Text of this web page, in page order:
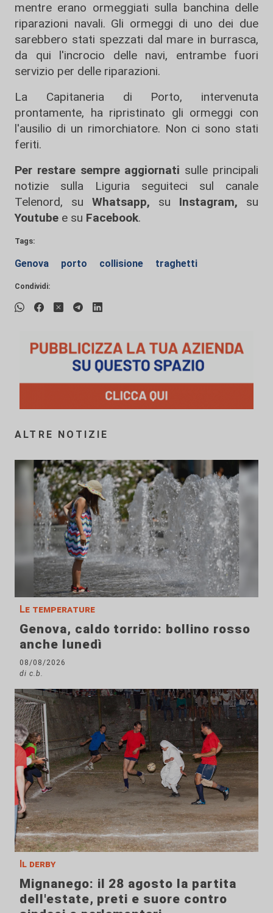
mentre erano ormeggiati sulla banchina delle
riparazioni navali. Gli ormeggi di uno dei due
sarebbero stati spezzati dal mare in burrasca,
da qui l'incrocio delle navi, entrambe fuori
servizio per delle riparazioni.
La Capitaneria di Porto, intervenuta
prontamente, ha ripristinato gli ormeggi con
l'ausilio di un rimorchiatore. Non ci sono stati
feriti.
Per restare sempre aggiornati sulle principali
notizie sulla Liguria seguiteci sul canale
Telenord, su
Whatsapp, su Instagram, su
Youtube e su Facebook.
Tags:
Genova porto collisione traghetti
Condividi:
ALTRE NOTIZIE
Le temperature
Genova, caldo torrido: bollino rosso
anche lunedì
08/08/2026
di c.b.
Il derby
Mignanego: il 28 agosto la partita
dell'estate, preti e suore contro